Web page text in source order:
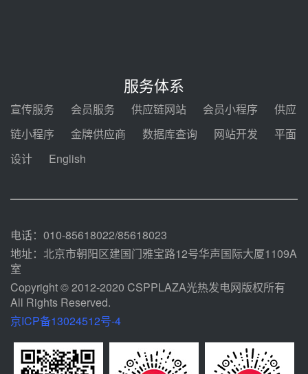
电机组灵活性改造项目三元液态盐
采购合同
迪尔化工预中标华能西安热工院
2026-2029年熔盐介质框架协议
100MW光热项目机组调试及性能
服务体系
宣传服务 会员服务 供应链网站 会员小程序
供应
链小程序
金牌供应商 数据库查询 网站开发
平面
设计
English
电话：010-85618022/85618023
地址：北京市朝阳区建国门雅宝路12号华声国际大厦1109A
室
Copyright © 2012-2020 CSPPLAZA光热发电网版权所有
All Rights Reserved.
京ICP备13024512号-4